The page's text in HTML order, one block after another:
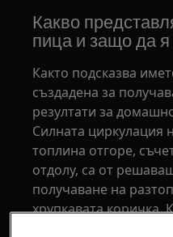
Какво
пица и защо да я
Както подсказва
създадена за
резултати за
Силната циркулация
топлина отгоре,
отдолу, са от
получаване на
хрупкавата коричка.